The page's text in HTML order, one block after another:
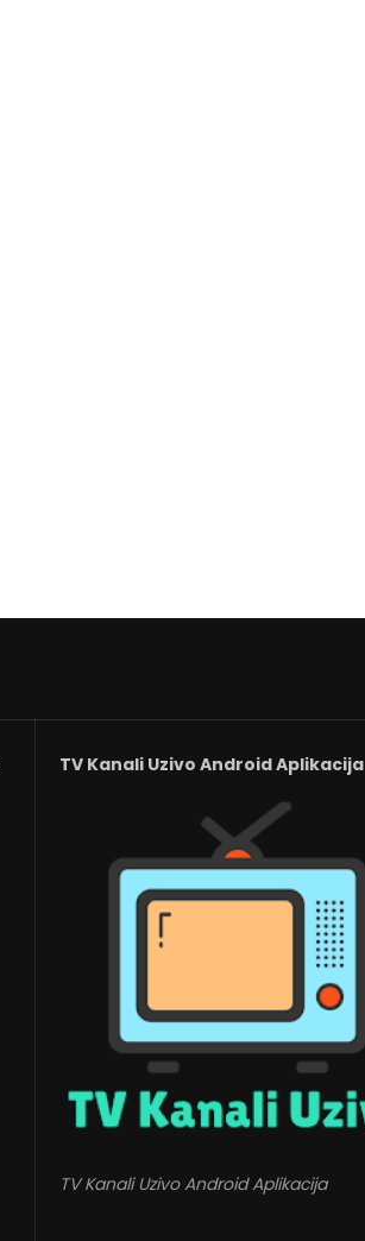
TV Kanali Uzivo Android Aplikacija
TV Kanali Uzivo Android Aplikacija